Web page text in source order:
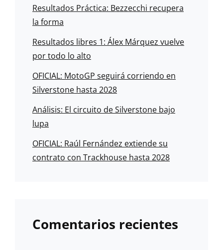
Resultados Práctica: Bezzecchi recupera
la forma
Resultados libres 1: Álex Márquez vuelve
por todo lo alto
OFICIAL: MotoGP seguirá corriendo en
Silverstone hasta 2028
Análisis: El circuito de Silverstone bajo
lupa
OFICIAL: Raúl Fernández extiende su
contrato con Trackhouse hasta 2028
Comentarios recientes